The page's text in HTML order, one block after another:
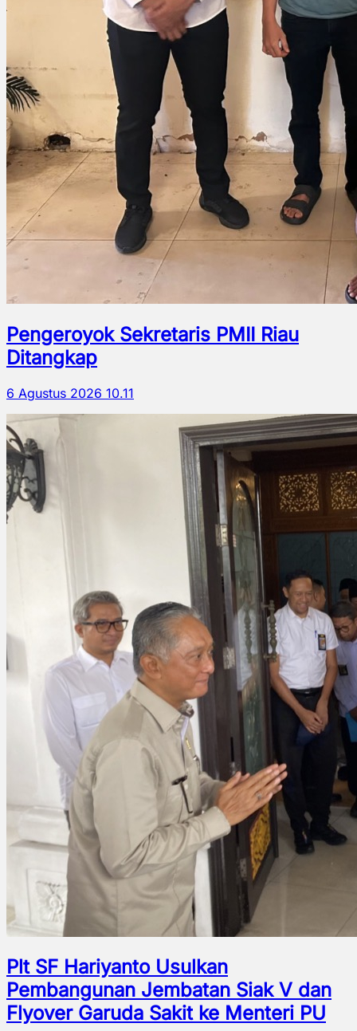
Pengeroyok Sekretaris PMII Riau
Ditangkap
6 Agustus 2026 10.11
Plt SF Hariyanto Usulkan
Pembangunan Jembatan Siak V dan
Flyover Garuda Sakit ke Menteri PU